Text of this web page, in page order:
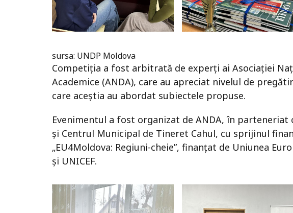
sursa: UNDP Moldova
Competiția a fost arbitrată de experți ai Asociației
Academice (ANDA), care au apreciat nivelul de
care aceștia au abordat subiectele propuse.
Evenimentul a fost organizat de ANDA, în
și Centrul Municipal de Tineret Cahul, cu sprijinul
„EU4Moldova: Regiuni-cheie”, finanțat de Uniunea
și UNICEF.